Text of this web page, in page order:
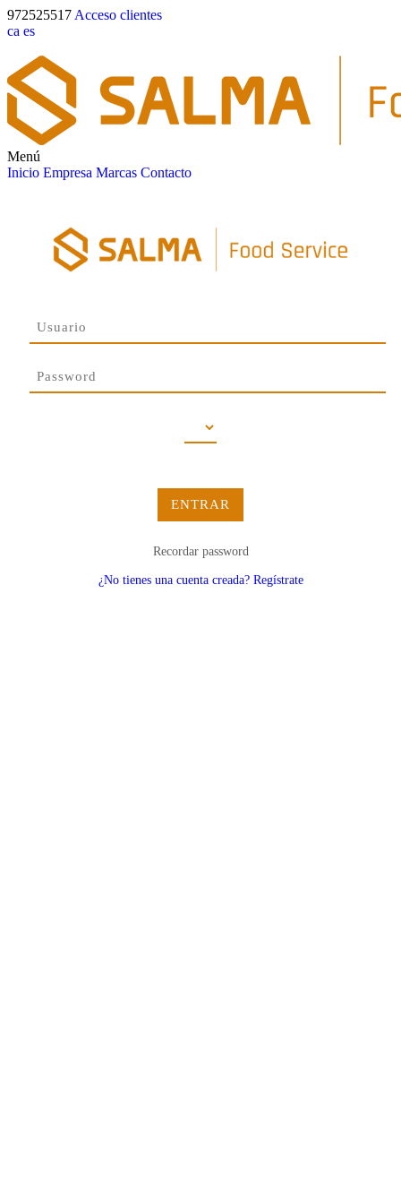
972525517 Acceso clientes
ca es
Menú
Inicio Empresa Marcas Contacto
ENTRAR
Recordar password
¿No tienes una cuenta creada? Regístrate